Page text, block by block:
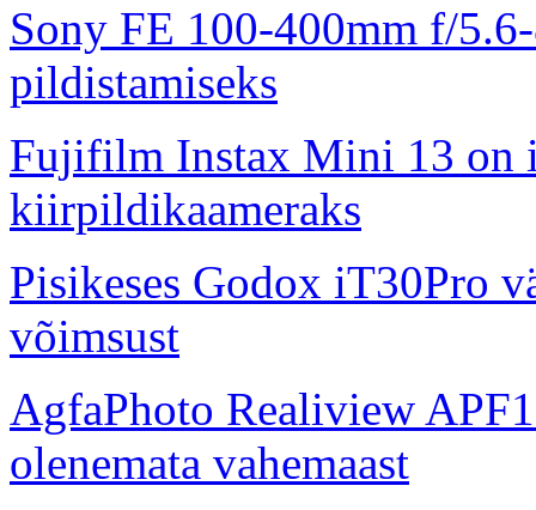
Sony FE 100-400mm f/
pildistamiseks
Fujifilm Instax Mini 13 on
kiirpildikaameraks
Pisikeses Godox iT30Pro
võimsust
AgfaPhoto Realiview
olenemata vahemaast